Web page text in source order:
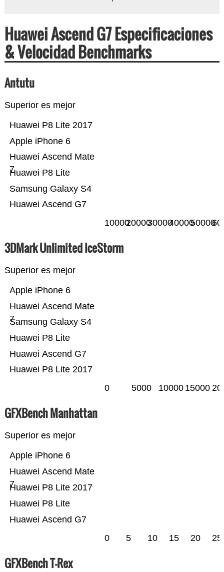
Huawei Ascend G7 Especificaciones
& Velocidad Benchmarks
Antutu
Superior es mejor
Huawei Ascend G7
Samsung Galaxy S4
Huawei P8 Lite
Huawei Ascend Mate
7
Apple iPhone 6
Huawei P8 Lite 2017
1000020000300004000050000
3DMark Unlimited IceStorm
Superior es mejor
Huawei P8 Lite 2017
Huawei Ascend G7
Huawei P8 Lite
Samsung Galaxy S4
Huawei Ascend Mate
7
Apple iPhone 6
0 5000 10000 15000
GFXBench Manhattan
Superior es mejor
Huawei Ascend G7
Huawei P8 Lite
Huawei P8 Lite 2017
Huawei Ascend Mate
7
Apple iPhone 6
0 5 10 15 20 25
GFXBench T-Rex